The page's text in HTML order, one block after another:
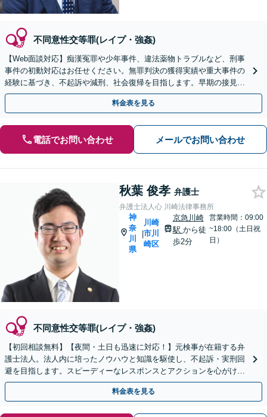
不同意性交等罪(レイプ・強姦)
【Web面談対応】痴漢冤罪や少年事件、違法薬物トラブルなど、刑事
事件の初動対応はお任せください。無罪判決の獲得実績や重大事件の
経験に基づき、不起訴や減刑、社会復帰を目指します。早期の接見が
運命を分けます。至急ご相談を。
料金表を見る
電話でお問い合わせ メールでお問い合わせ
秋葉 俊孝 弁護士
弁護士法人心 川崎法律事務所
神
奈
川
県
|
川崎
市川
崎区
京急川崎
駅 から徒
歩2分
営業時間：09:00
~18:00（土日祝
日）
不同意性交等罪(レイプ・強姦)
【初回相談無料】【夜間・土日も迅速に対応！】元検事が在籍する弁
護士法人。法人内に培ったノウハウと知識を駆使し、不起訴・実刑回
避を目指します。スピーディーなレスポンスとアクションを心がけ、
最善の解決を目指します【電話相談可】
料金表を見る